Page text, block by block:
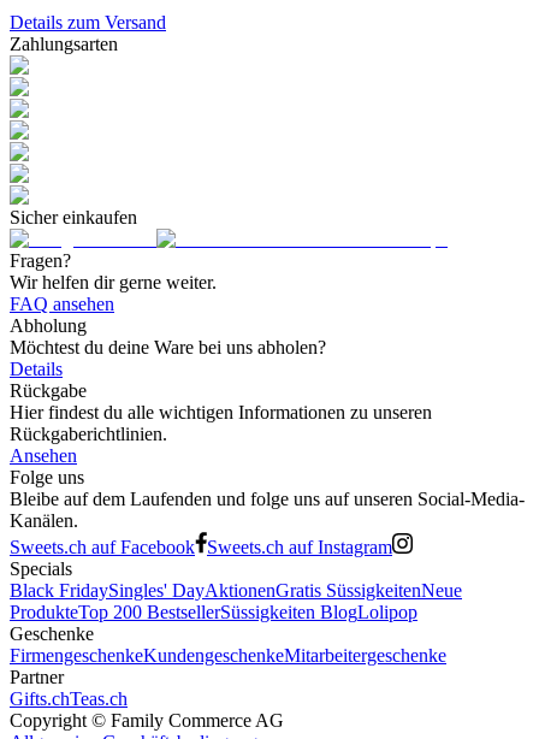
Details zum Versand
Zahlungsarten
Sicher einkaufen
Fragen?
Wir helfen dir gerne weiter.
FAQ ansehen
Abholung
Möchtest du deine Ware bei uns abholen?
Details
Rückgabe
Hier findest du alle wichtigen Informationen zu unseren
Rückgaberichtlinien.
Ansehen
Folge uns
Bleibe auf dem Laufenden und folge uns auf unseren Social-Media-
Kanälen.
Sweets.ch auf Facebook
Sweets.ch auf Instagram
Specials
Black FridaySingles' DayAktionenGratis SüssigkeitenNeue
ProdukteTop 200 BestsellerSüssigkeiten BlogLolipop
Geschenke
FirmengeschenkeKundengeschenkeMitarbeitergeschenke
Partner
Gifts.chTeas.ch
Copyright © Family Commerce AG